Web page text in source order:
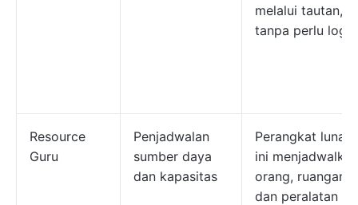
melalui tautan,
tanpa perlu login
Resource
Guru
Penjadwalan
sumber daya
dan kapasitas
Perangkat lunak
ini menjadwalkan
orang, ruangan,
dan peralatan